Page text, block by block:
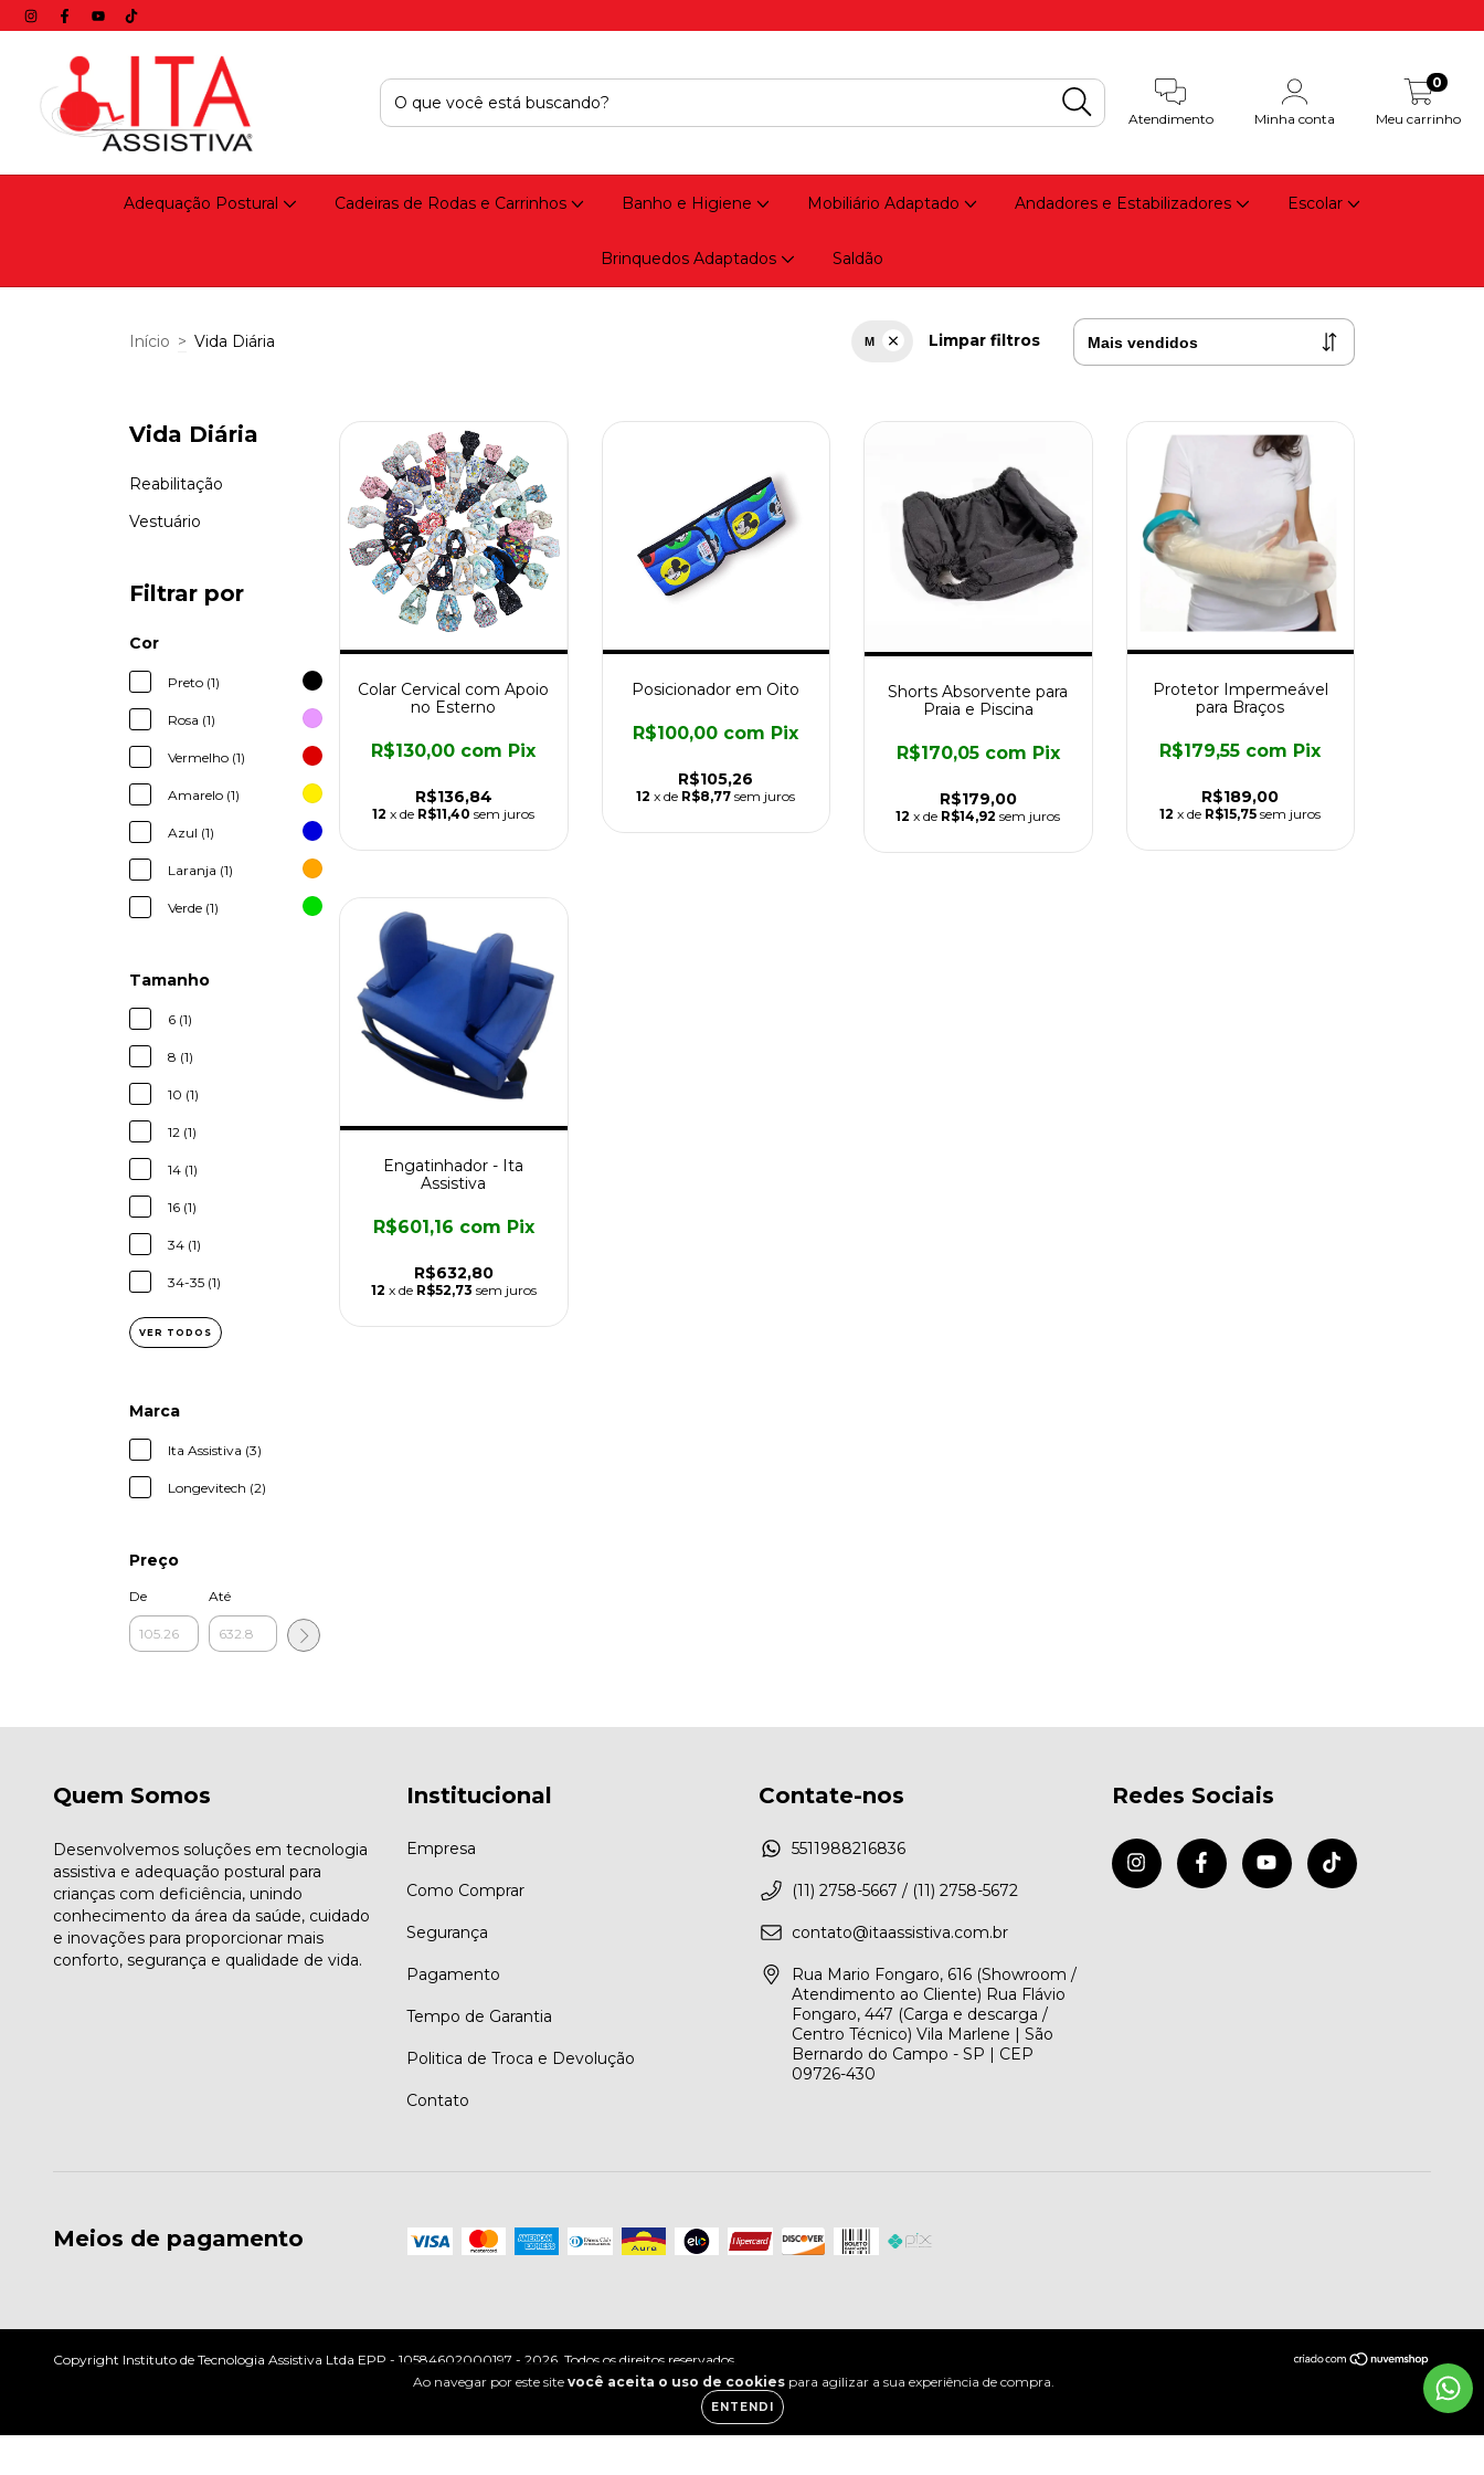
Atendimento Minha conta Meu carrinho
0
Adequação Postural Cadeiras de Rodas e Carrinhos Banho e Higiene Mobiliário Adaptado Andadores e Estabilizadores Escolar
Brinquedos Adaptados Saldão
Ao navegar por este site você aceita o uso de cookiespara agilizar a sua experiência de compra.
ENTENDI
Início > Vida Diária M Limpar filtros
Vida Diária
Reabilitação
Vestuário
Filtrar por
Cor
Preto (1)
Rosa (1)
Vermelho (1)
Amarelo (1)
Azul (1)
Laranja (1)
Verde (1)
Tamanho
6 (1)
8 (1)
10 (1)
12 (1)
14 (1)
16 (1)
34 (1)
34-35 (1)
VER TODOS
Marca
Ita Assistiva (3)
Longevitech (2)
Preço
De Até
Colar Cervical com Apoio
no Esterno
R$136,84
R$130,00 com Pix
12 x de R$11,40 sem juros
Posicionador em Oito
R$105,26
R$100,00 com Pix
12 x de R$8,77 sem juros
Shorts Absorvente para
Praia e Piscina
R$179,00
R$170,05 com Pix
12 x de R$14,92 sem juros
Protetor Impermeável
para Braços
R$189,00
R$179,55 com Pix
12 x de R$15,75 sem juros
Engatinhador - Ita
Assistiva
R$632,80
R$601,16 com Pix
12 x de R$52,73 sem juros
Quem Somos
Desenvolvemos soluções em tecnologia
assistiva e adequação postural para
crianças com deficiência, unindo
conhecimento da área da saúde, cuidado
e inovações para proporcionar mais
conforto, segurança e qualidade de vida.
Institucional
Empresa
Como Comprar
Segurança
Pagamento
Tempo de Garantia
Politica de Troca e Devolução
Contato
Contate-nos
5511988216836
(11) 2758-5667 / (11) 2758-5672
contato@itaassistiva.com.br
Rua Mario Fongaro, 616 (Showroom /
Atendimento ao Cliente) Rua Flávio
Fongaro, 447 (Carga e descarga /
Centro Técnico) Vila Marlene | São
Bernardo do Campo - SP | CEP
09726-430
Redes Sociais
Meios de pagamento
Copyright Instituto de Tecnologia Assistiva Ltda EPP - 10584602000197 - 2026. Todos os direitos reservados.